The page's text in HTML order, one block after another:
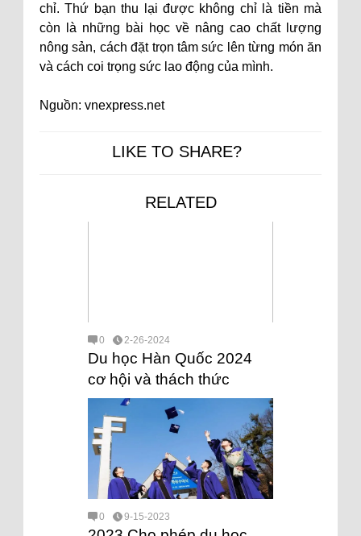
chỉ. Thứ bạn thu lại được không chỉ là tiền mà
còn là những bài học về nâng cao chất lượng
nông sản, cách đặt trọn tâm sức lên từng món ăn
và cách coi trọng sức lao động của mình.
Nguồn: vnexpress.net
LIKE TO SHARE?
RELATED
0 2-26-2024
Du học Hàn Quốc 2024
cơ hội và thách thức
0 9-15-2023